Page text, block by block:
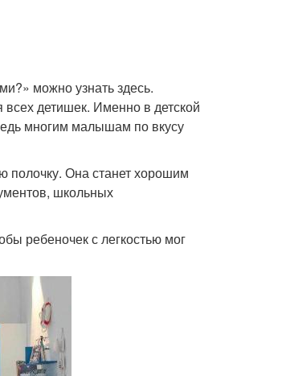
можно узнать здесь.
детишек. Именно в детской
многим малышам по вкусу
полочку. Она станет хорошим
школьных
ребеночек с легкостью мог